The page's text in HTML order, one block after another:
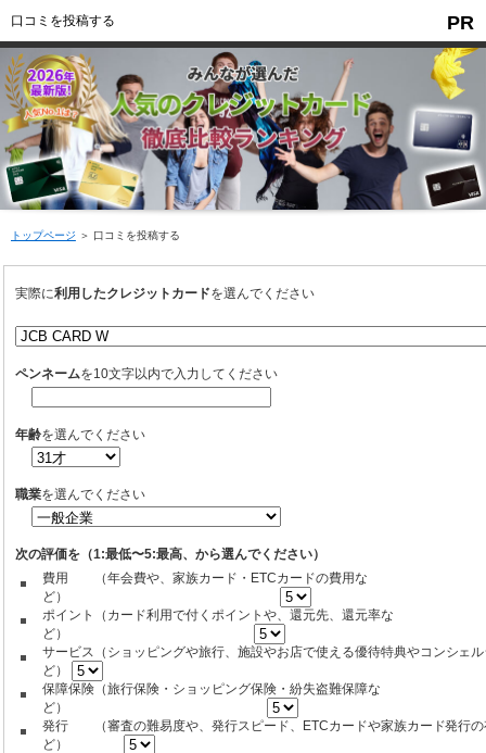
PR
口コミを投稿する
トップページ ＞ 口コミを投稿する
実際に利用したクレジットカードを選んでください
ペンネームを10文字以内で入力してください
年齢を選んでください
職業を選んでください
次の評価を（1:最低〜5:最高、から選んでください）
費用 （年会費や、家族カード・ETCカードの費用な
ど）
ポイント（カード利用で付くポイントや、還元先、還元率な
ど）
サービス（ショッピングや旅行、施設やお店で使える優待特典やコンシェ
ど）
保障保険（旅行保険・ショッピング保険・紛失盗難保障な
ど）
発行 （審査の難易度や、発行スピード、ETCカードや家族カード発行の
ど）